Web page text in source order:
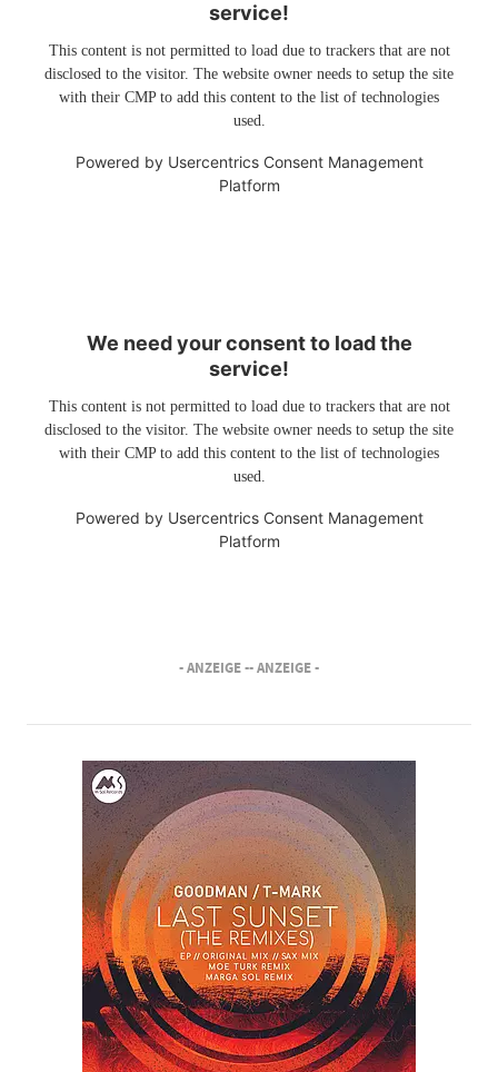
service!
This content is not permitted to load due to trackers that are not
disclosed to the visitor. The website owner needs to setup the site
with their CMP to add this content to the list of technologies
used.
Powered by Usercentrics Consent Management
Platform
We need your consent to load the
service!
This content is not permitted to load due to trackers that are not
disclosed to the visitor. The website owner needs to setup the site
with their CMP to add this content to the list of technologies
used.
Powered by Usercentrics Consent Management
Platform
- ANZEIGE -- ANZEIGE -